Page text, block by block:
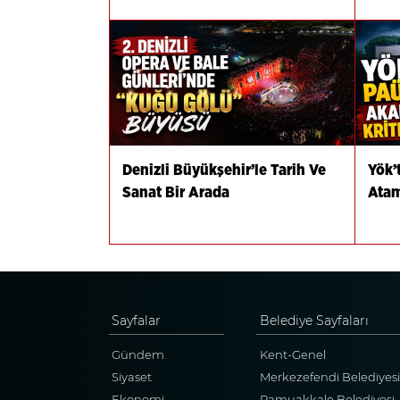
Denizli Büyükşehir’le Tarih Ve
Sanat Bir Arada
Sayfalar
Gündem
Siyaset
Belediye Sayfaları
Kent-Genel
Merkezefendi Belediyesi